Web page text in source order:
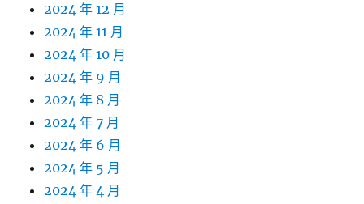
2024 年 12 月
2024 年 11 月
2024 年 10 月
2024 年 9 月
2024 年 8 月
2024 年 7 月
2024 年 6 月
2024 年 5 月
2024 年 4 月